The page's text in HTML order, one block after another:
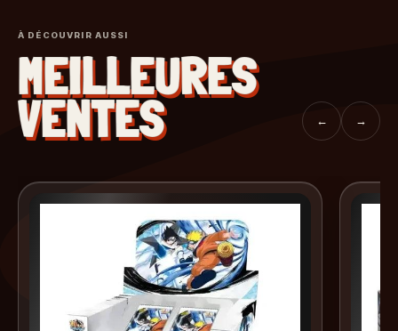
À DÉCOUVRIR AUSSI
MEILLEURES
VENTES ← →